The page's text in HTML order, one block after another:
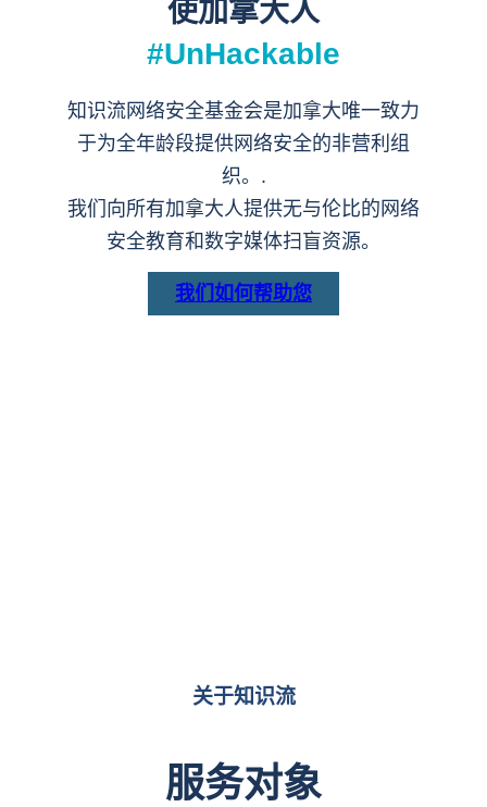
使加拿大人
#UnHackable
知识流网络安全基金会是加拿大唯一致力
于为全年龄段提供网络安全的非营利组
织。.
我们向所有加拿大人提供无与伦比的网络
安全教育和数字媒体扫盲资源。
我们如何帮助您
关于知识流
服务对象